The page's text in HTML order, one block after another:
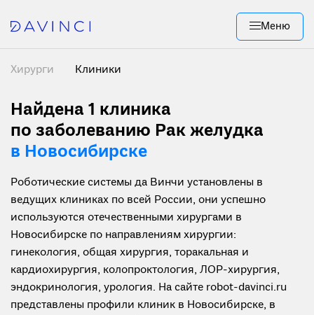
Меню
Хирурги Клиники
Найдена 1 клиника
по заболеванию Рак желудка
в Новосибирске
Роботические системы да Винчи установлены в
ведущих клиниках по всей России, они успешно
используются отечественными хирургами в
Новосибирске по направлениям хирургии:
гинекология, общая хирургия, торакальная и
кардиохирургия, колопроктология, ЛОР-хирургия,
эндокринология, урология. На сайте robot-davinci.ru
представлены профили клиник в Новосибирске, в